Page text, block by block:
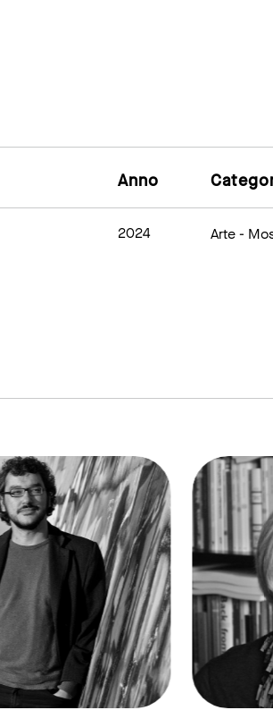
Anno
2024 Arte-
link to page